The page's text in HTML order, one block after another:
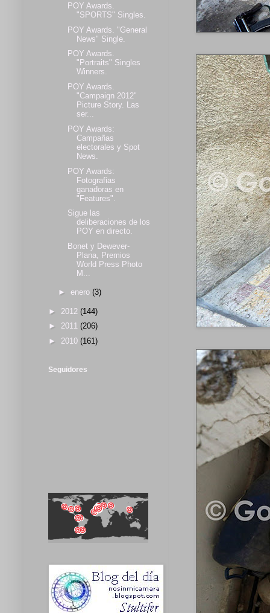
POY Awards.
"SPORTS" Singles.
POY Awards. "General
News" Single.
POY Awards.
"Portraits" Singles
Winners.
POY Awards.
"Campaign 2012"
Picture Story. Las
ser...
POY Awards:
Campañas
electorales y Spot
News.
POY Awards:
Fotografias
ganadoras en
"Features".
Sigue las
deliberaciones de los
POY en directo.
Bonet y Dewever-
Plana, Premios
World Press Photo
M...
► enero (3)
► 2012 (144)
► 2011 (206)
► 2010 (161)
Seguidores